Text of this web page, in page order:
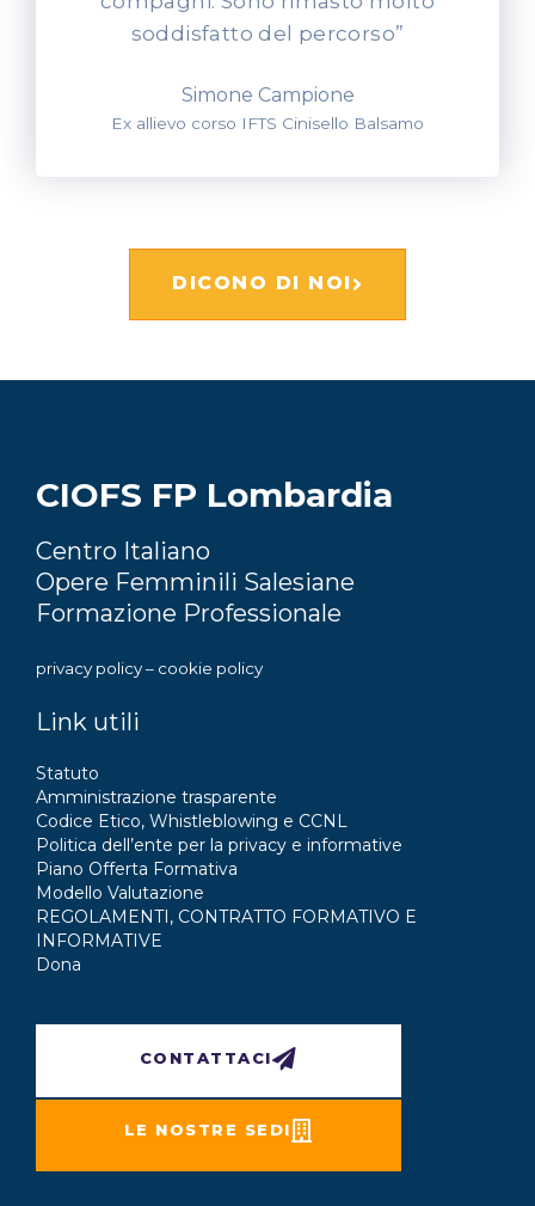
soddisfatto del percorso”
Simone Campione
Ex allievo corso IFTS Cinisello Balsamo
DICONO DI NOI
CIOFS FP Lombardia
Centro Italiano
Opere Femminili Salesiane
Formazione Professionale
privacy policy– cookie policy
Link utili
Statuto
Amministrazione trasparente
Codice Etico, Whistleblowing e CCNL
Politica dell’ente per la privacy e informative
Piano Offerta Formativa
Modello Valutazione
REGOLAMENTI, CONTRATTO FORMATIVO E
INFORMATIVE
Dona
CONTATTACI
LE NOSTRE SEDI